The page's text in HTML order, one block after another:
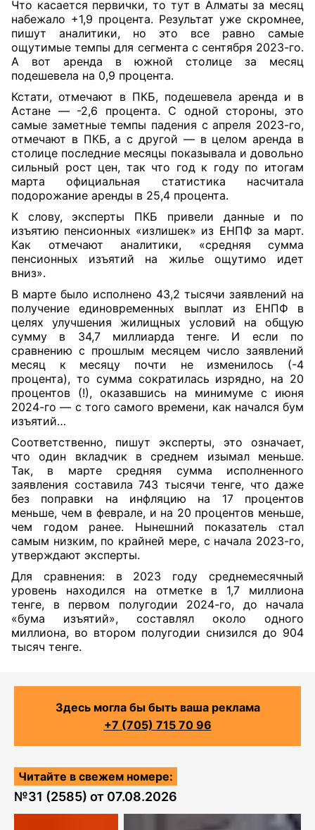
Что касается первички, то тут в Алматы за месяц
набежало +1,9 процента. Результат уже скромнее,
пишут аналитики, но это все равно самые
ощутимые темпы для сегмента с сентября 2023-го.
А вот аренда в южной столице за месяц
подешевела на 0,9 процента.
Кстати, отмечают в ПКБ, подешевела аренда и в
Астане — -2,6 процента. С одной стороны, это
самые заметные темпы падения с апреля 2023-го,
отмечают в ПКБ, а с другой — в целом аренда в
столице последние месяцы показывала и довольно
сильный рост цен, так что год к году по итогам
марта официальная статистика насчитала
подорожание аренды в 25,4 процента.
К слову, эксперты ПКБ привели данные и по
изъятию пенсионных «излишек» из ЕНПФ за март.
Как отмечают аналитики, «средняя сумма
пенсионных изъятий на жилье ощутимо идет
вниз».
В марте было исполнено 43,2 тысячи заявлений на
получение единовременных выплат из ЕНПФ в
целях улучшения жилищных условий на общую
сумму в 34,7 миллиарда тенге. И если по
сравнению с прошлым месяцем число заявлений
месяц к месяцу почти не изменилось (-4
процента), то сумма сократилась изрядно, на 20
процентов (!), оказавшись на минимуме с июня
2024-го — с того самого времени, как начался бум
изъятий…
Соответственно, пишут эксперты, это означает,
что один вкладчик в среднем изымал меньше.
Так, в марте средняя сумма исполненного
заявления составила 743 тысячи тенге, что даже
без поправки на инфляцию на 17 процентов
меньше, чем в феврале, и на 20 процентов меньше,
чем годом ранее. Нынешний показатель стал
самым низким, по крайней мере, с начала 2023-го,
утверждают эксперты.
Для сравнения: в 2023 году среднемесячный
уровень находился на отметке в 1,7 миллиона
тенге, в первом полугодии 2024-го, до начала
«бума изъятий», составлял около одного
миллиона, во втором полугодии снизился до 904
тысяч тенге.
Здесь могла бы быть ваша реклама
+7 (705) 715 70 96
Читайте в свежем номере:
№31 (2585) от 07.08.2026